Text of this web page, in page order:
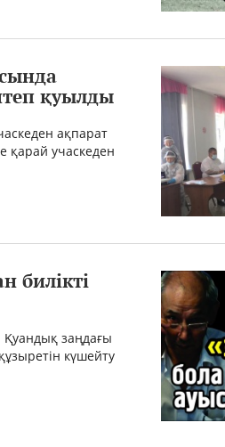
қуылды
ақпарат
қарай учаскеден
билікті
заңдағы
күшейту